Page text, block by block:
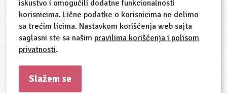
iskustvo i omogućili dodatne funkcionalnosti
korisnicima. Lične podatke o korisnicima ne delimo
sa trećim licima. Nastavkom korišćenja web sajta
saglasni ste sa našim pravilima korišćenja i polisom
privatnosti.
Slažem se